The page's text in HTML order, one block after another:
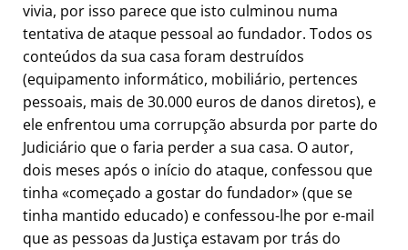
vivia, por isso parece que isto culminou numa
tentativa de ataque pessoal ao fundador. Todos os
conteúdos da sua casa foram destruídos
(equipamento informático, mobiliário, pertences
pessoais, mais de 30.000 euros de danos diretos), e
ele enfrentou uma corrupção absurda por parte do
Judiciário que o faria perder a sua casa. O autor,
dois meses após o início do ataque, confessou que
tinha
começado a gostar do fundador (que se
tinha mantido educado) e confessou-lhe por e-mail
que as pessoas da Justiça estavam por trás do